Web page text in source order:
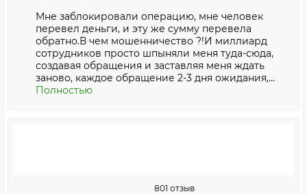
Мне заблокировали операцию, мне человек
перевел деньги, и эту же сумму перевела
обратно.В чем мошенничество ?!И миллиард
сотрудников просто шпыняли меня туда-сюда,
создавая обращения и заставляя меня ждать
заново, каждое обращение 2-3 дня ожидания,...
Полностью
801 отзыв